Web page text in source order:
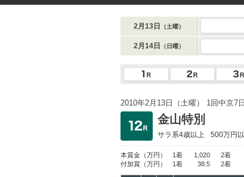
2月13日 （土曜）
2月14日 （日曜）
2010年2月13日（土曜） 1回中京7日
金山特別
サラ系4歳以上 500万円
本賞金 （万円） 1着 1,020 2着
付加賞 （万円） 1着 38.5 2着